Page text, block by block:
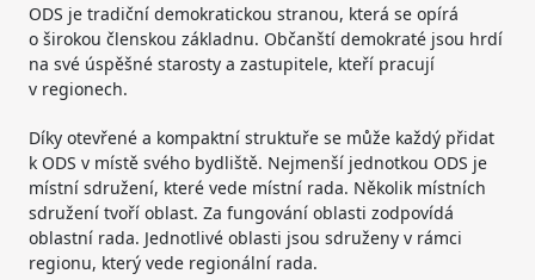
ODS je tradiční demokratickou stranou, která se opírá
o širokou členskou základnu. Občanští demokraté jsou hrdí
na své úspěšné starosty a zastupitele, kteří pracují
v regionech.
Díky otevřené a kompaktní struktuře se může každý přidat
k ODS v místě svého bydliště. Nejmenší jednotkou ODS je
místní sdružení, které vede místní rada. Několik místních
sdružení tvoří oblast. Za fungování oblasti zodpovídá
oblastní rada. Jednotlivé oblasti jsou sdruženy v rámci
regionu, který vede regionální rada.